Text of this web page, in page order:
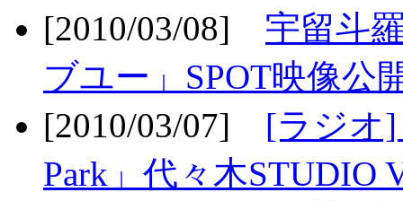
[2010/03/08] 宇留斗
ブユー」SPOT映像公
[2010/03/07] [ラジオ]
Park」代々木STUDIO